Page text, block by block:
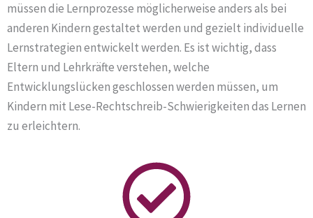
müssen die Lernprozesse möglicherweise anders als bei
anderen Kindern gestaltet werden und gezielt individuelle
Lernstrategien entwickelt werden. Es ist wichtig, dass
Eltern und Lehrkräfte verstehen, welche
Entwicklungslücken geschlossen werden müssen, um
Kindern mit Lese-Rechtschreib-Schwierigkeiten das Lernen
zu erleichtern.